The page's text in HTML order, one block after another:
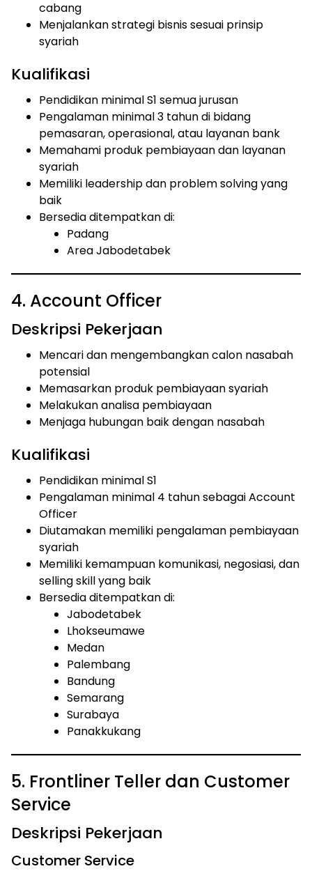
cabang
Menjalankan strategi bisnis sesuai prinsip
syariah
Kualifikasi
Pendidikan minimal S1 semua jurusan
Pengalaman minimal 3 tahun di bidang
pemasaran, operasional, atau layanan bank
Memahami produk pembiayaan dan layanan
syariah
Memiliki leadership dan problem solving yang
baik
Bersedia ditempatkan di:
Padang
Area Jabodetabek
4. Account Officer
Deskripsi Pekerjaan
Mencari dan mengembangkan calon nasabah
potensial
Memasarkan produk pembiayaan syariah
Melakukan analisa pembiayaan
Menjaga hubungan baik dengan nasabah
Kualifikasi
Pendidikan minimal S1
Pengalaman minimal 4 tahun sebagai Account
Officer
Diutamakan memiliki pengalaman pembiayaan
syariah
Memiliki kemampuan komunikasi, negosiasi, dan
selling skill yang baik
Bersedia ditempatkan di:
Jabodetabek
Lhokseumawe
Medan
Palembang
Bandung
Semarang
Surabaya
Panakkukang
5. Frontliner Teller dan Customer
Service
Deskripsi Pekerjaan
Customer Service